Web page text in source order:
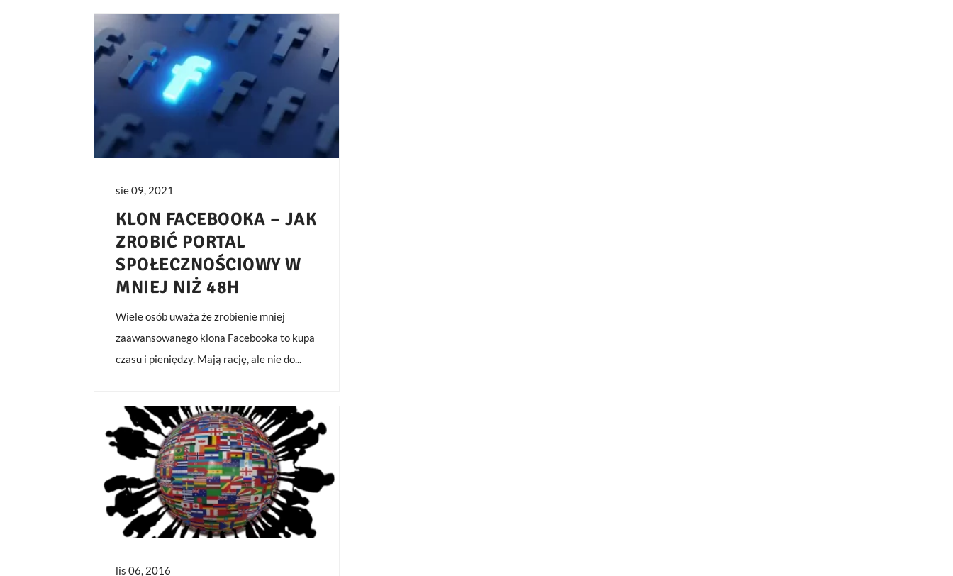
sie 09, 2021
KLON FACEBOOKA – JAK
ZROBIĆ PORTAL
SPOŁECZNOŚCIOWY W
MNIEJ NIŻ 48H
Wiele osób uważa że zrobienie mniej
zaawansowanego klona Facebooka to kupa
czasu i pieniędzy. Mają rację, ale nie do...
lis 06, 2016